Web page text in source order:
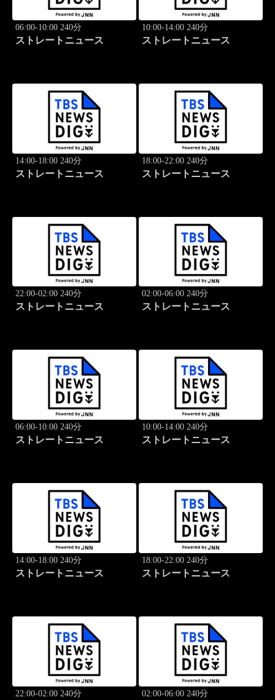
06:00-10:00 240分
ストレートニュース
10:00-14:00 240分
ストレートニュース
14:00-18:00 240分
ストレートニュース
18:00-22:00 240分
ストレートニュース
22:00-02:00 240分
ストレートニュース
02:00-06:00 240分
ストレートニュース
06:00-10:00 240分
ストレートニュース
10:00-14:00 240分
ストレートニュース
14:00-18:00 240分
ストレートニュース
18:00-22:00 240分
ストレートニュース
22:00-02:00 240分 02:00-06:00 240分